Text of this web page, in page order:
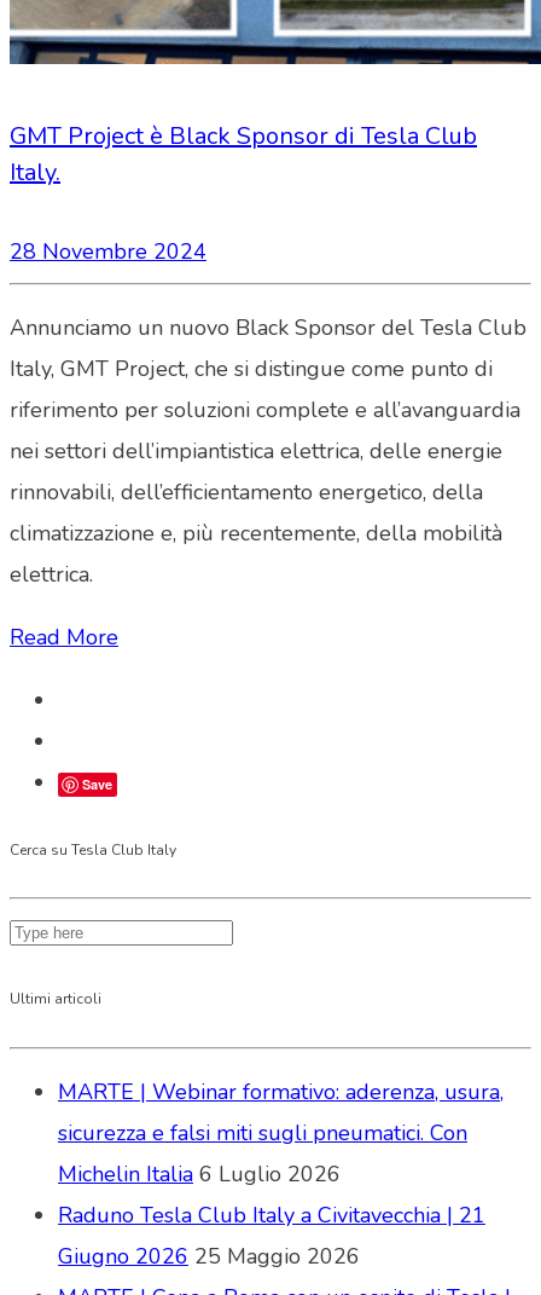
GMT Project è Black Sponsor di Tesla Club
Italy.
28 Novembre 2024
Annunciamo un nuovo Black Sponsor del Tesla Club
Italy, GMT Project, che si distingue come punto di
riferimento per soluzioni complete e all’avanguardia
nei settori dell’impiantistica elettrica, delle energie
rinnovabili, dell’efficientamento energetico, della
climatizzazione e, più recentemente, della mobilità
elettrica.
Read More
Save
Cerca su Tesla Club Italy
Ultimi articoli
MARTE | Webinar formativo: aderenza, usura,
sicurezza e falsi miti sugli pneumatici. Con
Michelin Italia 6 Luglio 2026
Raduno Tesla Club Italy a Civitavecchia | 21
Giugno 2026 25 Maggio 2026